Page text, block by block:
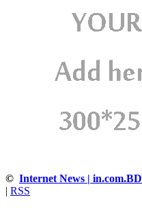
© Internet News | in.com.BD
| RSS